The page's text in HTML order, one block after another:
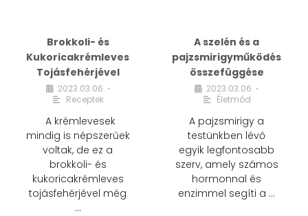
Brokkoli- és
Kukoricakrémleves
Tojásfehérjével
2023.03.06. •
Receptek
A krémlevesek
mindig is népszerűek
voltak, de ez a
brokkoli- és
kukoricakrémleves
tojásfehérjével még
…
A szelén és a
pajzsmirigyműködés
összefüggése
2023.03.06. •
Életmód
A pajzsmirigy a
testünkben lévő
egyik legfontosabb
szerv, amely számos
hormonnal és
enzimmel segíti a …